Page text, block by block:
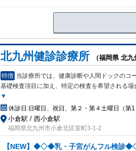
北九州健診診療所 （福岡県 北
特徴 当診療所では、健康診断や人間ドックのコ
基礎検査項目に加え、特定の検査を希望される
▼
休診日:日曜日、祝日、第２・第４土曜日（第
小倉駅 / 西小倉駅
福岡県北九州市小倉北区室町3-1-2
【NEW】◆◇◆乳・子宮がんフル検診